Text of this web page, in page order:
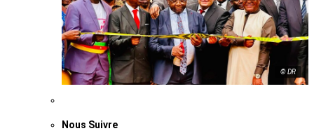
© DR
Nous Suivre